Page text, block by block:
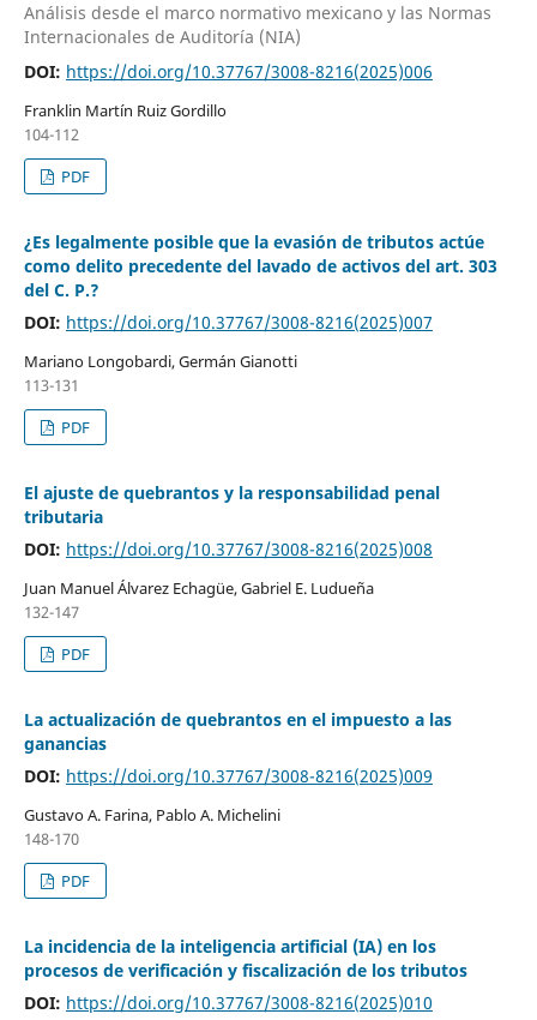
Análisis desde el marco normativo mexicano y las Normas
Internacionales de Auditoría (NIA)
DOI: https://doi.org/10.37767/3008-8216(2025)006
Franklin Martín Ruiz Gordillo
104-112
PDF
¿Es legalmente posible que la evasión de tributos actúe
como delito precedente del lavado de activos del art. 303
del C. P.?
DOI: https://doi.org/10.37767/3008-8216(2025)007
Mariano Longobardi, Germán Gianotti
113-131
PDF
El ajuste de quebrantos y la responsabilidad penal
tributaria
DOI: https://doi.org/10.37767/3008-8216(2025)008
Juan Manuel Álvarez Echagüe, Gabriel E. Ludueña
132-147
PDF
La actualización de quebrantos en el impuesto a las
ganancias
DOI: https://doi.org/10.37767/3008-8216(2025)009
Gustavo A. Farina, Pablo A. Michelini
148-170
PDF
La incidencia de la inteligencia artificial (IA) en los
procesos de verificación y fiscalización de los tributos
DOI: https://doi.org/10.37767/3008-8216(2025)010